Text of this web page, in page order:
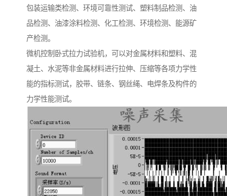
包装运输类检测、环境可靠性测试、塑料制品检测、油
品检测、油漆涂料检测、化工检测、环境检测、能源矿
产检测。
微机控制卧式拉力试验机，可以对金属材料和塑料、混
凝土、水泥等非金属材料进行拉伸、压缩等各项力学性
能的指标测试，胶带、链条、钢丝绳、电焊条及构件的
力学性能测试。